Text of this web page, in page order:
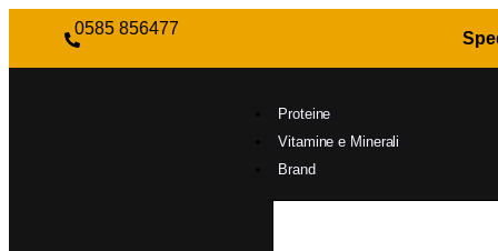
0585 856477
Proteine
Vitamine e Minerali
Brand